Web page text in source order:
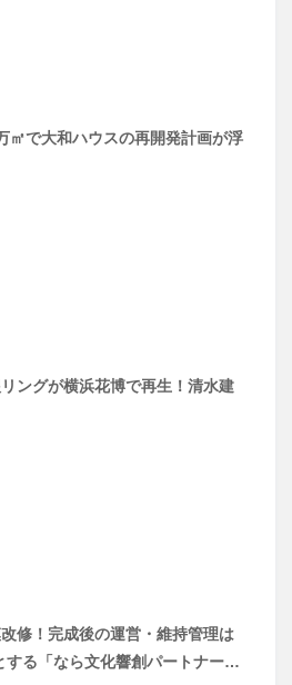
㎡で大和ハウスの再開発計画が浮
ングが横浜花博で再生！清水建
修！完成後の運営・維持管理は
する「なら文化響創パートナー…